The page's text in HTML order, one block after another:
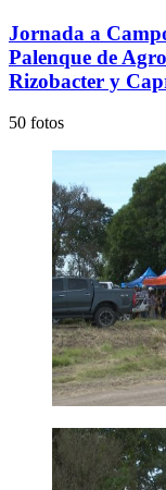
Jornada a
Palenque de
Rizobacter y
50 fotos